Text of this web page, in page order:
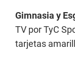
Gimnasia y
TV por TyC
tarjetas